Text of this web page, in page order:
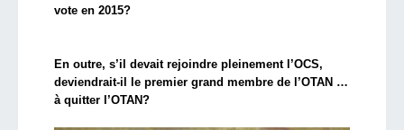
vote en 2015?
En outre, s’il devait rejoindre pleinement l’OCS,
deviendrait-il le premier grand membre de l’OTAN …
à quitter l’OTAN?